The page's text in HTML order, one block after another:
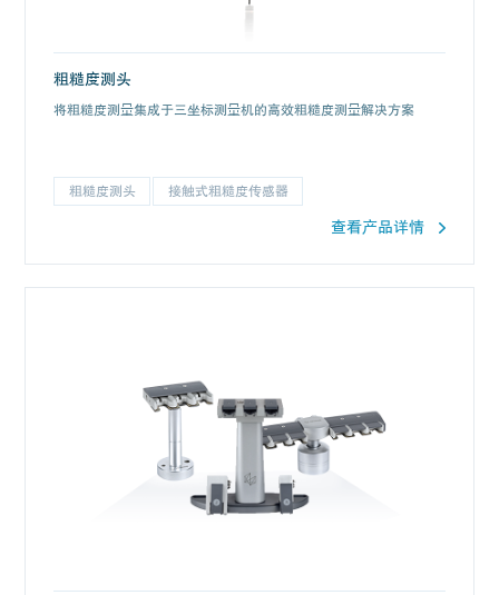
粗糙度测头
将粗糙度测量集成于三坐标测量机的高效粗糙度测量解决方案
粗糙度测头 接触式粗糙度传感器
查看产品详情